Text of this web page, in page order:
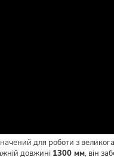
для роботи з
довжині 1300 мм, він